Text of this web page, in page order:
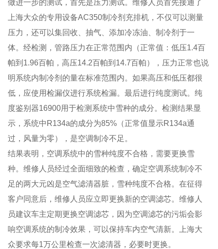
做进一步的测试，首先是压力测试。维修人员首先接通了
上海大众的专用设备AC350制冷剂充排机，不仅可以测量
压力，还可以集回收、抽气、添加冷冻油、制冷剂于一
体。经检测，管路压力在正常范围内（正常值：低压1.4百
帕到1.96百帕，高压14.2百帕到14.7百帕），压力正常也说
明系统内制冷剂的量在标准范围内。如果高压和低压都很
低，应使用检漏仪进行系统检漏。最后进行纯度测试。纯
度鉴别器16900用于检测系统中雪种的成分。检测结果显
示，系统中R134a的成分为85%（正常值显示R134a通
过，风量为零），是空调制冷不足。
结果表明，空调系统中的雪种纯度不合格，需要更换雪
种。维修人员经过全面细致的检查，确定空调系统制冷不
足的两大元凶是空气滤清器脏，雪种纯度不合格。在征得
客户同意后，维修人员应立即更换新的空调滤芯。维修人
员建议车主定期更换空调滤芯，因为空调滤芯的污垢会影
响空调系统的制冷效果，可以保持车内空气清新。上海大
众要求每1万公里检查一次滤清器，必要时更换。